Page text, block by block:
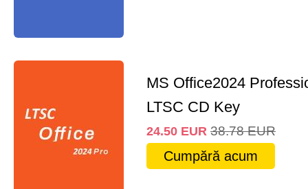
MS Office2024
LTSC CD Key
24.50 EUR 38.78 EUR
Cumpără acum